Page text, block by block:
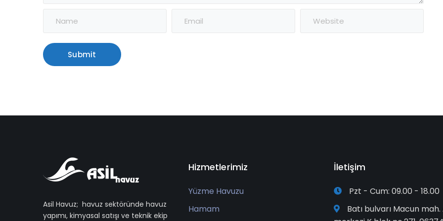
Asil Havuz; havuz sektöründe havuz
yapımı, kimyasal satışı ve teknik ekip
Hizmetlerimiz
Yüzme Havuzu
Hamam
İletişim
Pzt - Cum: 09.00 - 18.00
Batı bulvarı Macun mah.